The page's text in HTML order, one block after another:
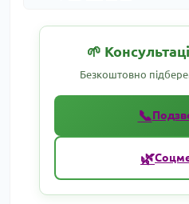
🌱
Безкоштовно
📞
🌿